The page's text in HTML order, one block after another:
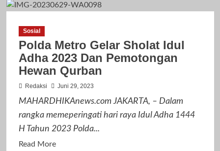
Pj
Al
Muktabar
Laksanakan
Sholat
1444
H
di
Sosial
Polda Metro Gelar Sholat Idul
Adha 2023 Dan Pemotongan
Hewan Qurban
Redaksi Juni 29, 2023
MAHARDHIKAnews.com JAKARTA, – Dalam
rangka memeperingati hari raya Idul Adha 1444
H Tahun 2023 Polda...
Read MoreRead